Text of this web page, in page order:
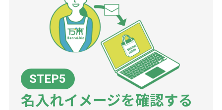
名入れイメージを確認する